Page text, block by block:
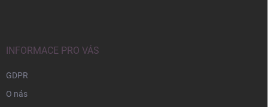
INFORMACE PRO VÁS
GDPR
O nás